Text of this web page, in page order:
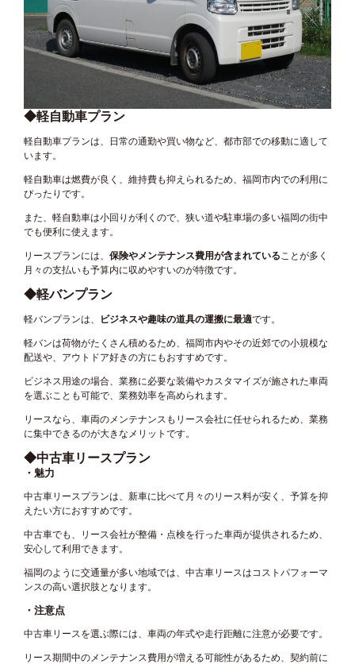
◆軽自動車プラン
軽自動車プランは、日常の通勤や買い物など、都市部での移動に適して
います。
軽自動車は燃費が良く、維持費も抑えられるため、福岡市内での利用に
ぴったりです。
また、軽自動車は小回りが利くので、狭い道や駐車場の多い福岡の街中
でも便利に使えます。
リースプランには、 保険やメンテナンス費用が含まれている ことが多く
月々の支払いも予算内に収めやすいのが特徴です。
◆軽バンプラン
軽バンプランは、 ビジネスや趣味の道具の運搬に最適です。
軽バンは荷物がたくさん積めるため、福岡市内やその近郊での小規模な
配送や、アウトドア好きの方にもおすすめです。
ビジネス用途の場合、業務に必要な装備やカスタマイズが施された車両
を選ぶことも可能で、業務効率を高められます。
リースなら、車両のメンテナンスもリース会社に任せられるため、業務
に集中できるのが大きなメリットです。
◆中古車リースプラン
・魅力
中古車リースプランは、新車に比べて月々のリース料が安く、予算を抑
えたい方におすすめです。
中古車でも、リース会社が整備・点検を行った車両が提供されるため、
安心して利用できます。
福岡のように交通量が多い地域では、中古車リースはコストパフォーマ
ンスの高い選択肢となります。
・注意点
中古車リースを選ぶ際には、車両の年式や走行距離に注意が必要です。
リース期間中のメンテナンス費用が増える可能性があるため、契約前に